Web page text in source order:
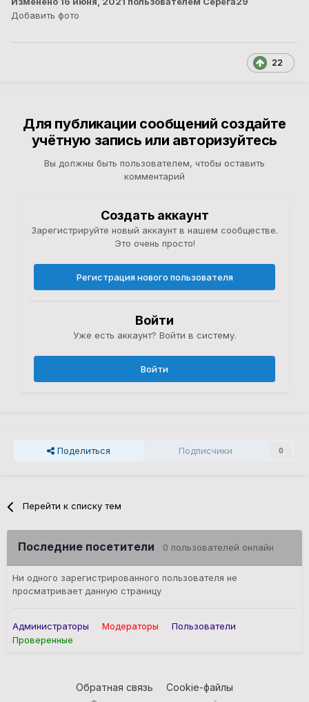
Добавить фото
22
Для публикации сообщений создайте
учётную запись или авторизуйтесь
Вы должны быть пользователем, чтобы оставить
комментарий
Создать аккаунт
Зарегистрируйте новый аккаунт в нашем сообществе.
Это очень просто!
Регистрация нового пользователя
Войти
Уже есть аккаунт? Войти в систему.
Войти
Поделиться Подписчики 0
Перейти к списку тем
Последние посетители 0 пользователей онлайн
Ни одного зарегистрированного пользователя не
просматривает данную страницу
Администраторы Модераторы
Пользователи
Проверенные
Обратная связь Cookie-файлы